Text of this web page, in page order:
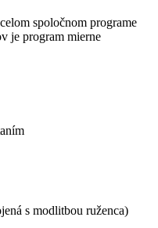
spoločnom programe
je program mierne
s modlitbou ruženca)